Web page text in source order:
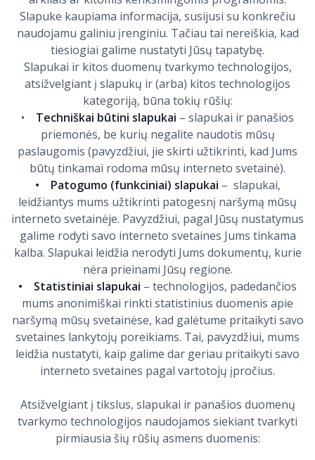
Slapuke kaupiama informacija, susijusi su konkrečiu
naudojamu galiniu įrenginiu. Tačiau tai nereiškia, kad
tiesiogiai galime nustatyti Jūsų tapatybę.
Slapukai ir kitos duomenų tvarkymo technologijos,
atsižvelgiant į slapukų ir (arba) kitos technologijos
kategoriją, būna tokių rūšių:
• Techniškai būtini slapukai – slapukai ir panašios
priemonės, be kurių negalite naudotis mūsų
paslaugomis (pavyzdžiui, jie skirti užtikrinti, kad Jums
būtų tinkamai rodoma mūsų interneto svetainė).
• Patogumo (funkciniai) slapukai – slapukai,
leidžiantys mums užtikrinti patogesnį naršymą mūsų
interneto svetainėje. Pavyzdžiui, pagal Jūsų nustatymus
galime rodyti savo interneto svetaines Jums tinkama
kalba. Slapukai leidžia nerodyti Jums dokumentų, kurie
nėra prieinami Jūsų regione.
• Statistiniai slapukai – technologijos, padedančios
mums anonimiškai rinkti statistinius duomenis apie
naršymą mūsų svetainėse, kad galėtume pritaikyti savo
svetaines lankytojų poreikiams. Tai, pavyzdžiui, mums
leidžia nustatyti, kaip galime dar geriau pritaikyti savo
interneto svetaines pagal vartotojų įpročius.
Atsižvelgiant į tikslus, slapukai ir panašios duomenų
tvarkymo technologijos naudojamos siekiant tvarkyti
pirmiausia šių rūšių asmens duomenis: